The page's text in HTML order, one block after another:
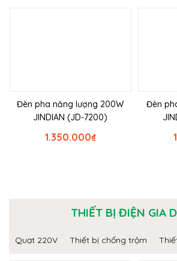
Đèn pha năng lượng 200W
JINDIAN (JD-7200)
₫
1.350.000
Đèn
THIẾT BỊ ĐIỆN GIA
Quạt 220V Thiết bị chống trộm